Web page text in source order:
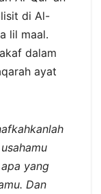
di Al-
lil maal.
dalam
ayat
yang
Dan